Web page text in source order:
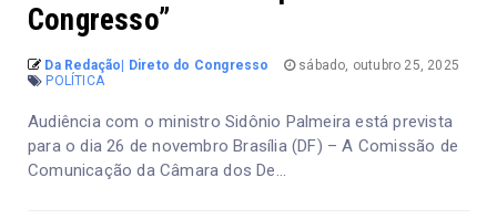
Congresso”
Da Redação| Direto do Congresso
sábado, outubro 25, 2025
POLÍTICA
Audiência com o ministro Sidônio Palmeira está prevista
para o dia 26 de novembro Brasília (DF) – A Comissão de
Comunicação da Câmara dos De...